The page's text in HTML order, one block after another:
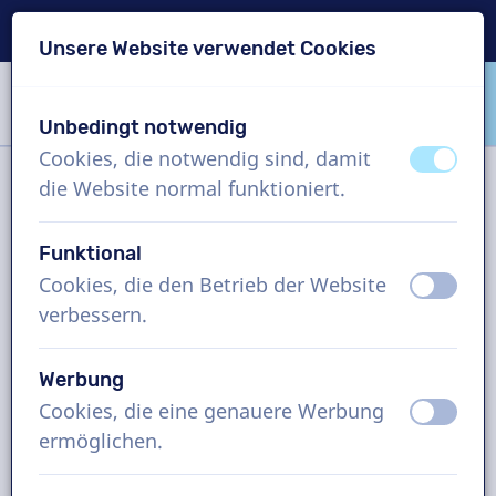
VoiceProductions
Projekt
Italienisch Sprecher, Audioguide,
Mann und Frau
Unsere Website verwendet Cookies
Unbedingt notwendig
Cookies, die notwendig sind, damit
die Website normal funktioniert.
aus
an
Funktional
Cookies, die den Betrieb der Website
verbessern.
ausan
Werbung
Cookies, die eine genauere Werbung
ermöglichen.
ausan